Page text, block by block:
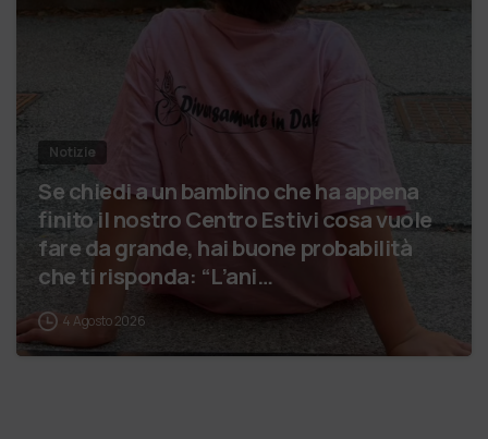
Notizie
Se chiedi a un bambino che ha appena
finito il nostro Centro Estivi cosa vuole
fare da grande, hai buone probabilità
che ti risponda: “L’ani…
4 Agosto 2026